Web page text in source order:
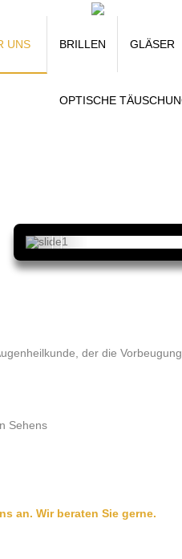
UNS BRILLEN GLÄSER
OPTISCHE
Previous
der die
Sehens
an. Wir beraten Sie gerne.